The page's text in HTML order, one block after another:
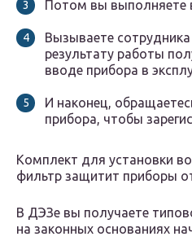
Потом вы выполняете
Вызываете
результату работы
вводе прибора в
И наконец,
прибора, чтобы
Комплект для установки
фильтр защитит приборы
В ДЭЗе вы получаете
на законных основаниях